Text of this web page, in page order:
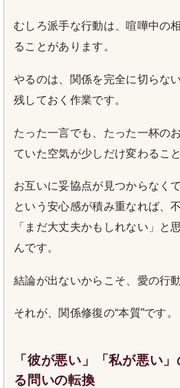
むしろ派手な行動は、喧嘩中の
ることがあります。
やるのは、関係を完全に切らな
残しておく作業です。
たった一言でも、たった一杯の
ていた空気が少しだけ変わるこ
お互いに妥協点が見つからなく
という安心感が積み重なれば、
「まだ大丈夫かもしれない」と
んです。
結論が出ないからこそ、愛の行
それが、関係修復の“本質”です。
「彼が悪い」「私が悪い
る問いの転換